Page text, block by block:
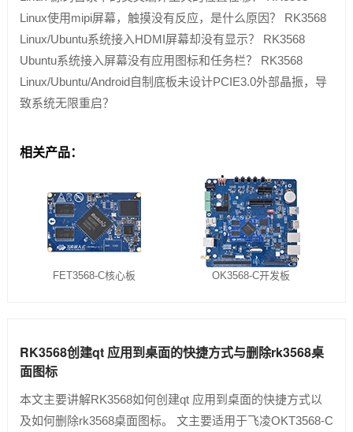
Linux使用mipi屏幕，触摸没有反应，是什么原因？ RK3568
Linux/Ubuntu系统接入HDMI屏幕却没有显示？ RK3568
Ubuntu系统接入屏幕没有应用图标和任务栏？ RK3568
Linux/Ubuntu/Android自制底板未设计PCIE3.0外部晶振，导
致系统无限重启？
相关产品：
FET3568-C核心板 OK3568-C开发板
RK3568创建qt 应用到桌面的快捷方式与删除rk3568桌
面图标
本文主要讲解RK3568如何创建qt 应用到桌面的快捷方式以
及如何删除rk3568桌面图标。 文主要适用于飞凌OKT3568-C